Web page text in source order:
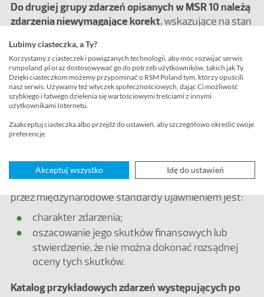
Do drugiej grupy zdarzeń opisanych w MSR 10 należą
zdarzenia niewymagające korekt, wskazujące na stan
Oznacza to, że jeżeli po dniu bilansowym jednostka
uzyskała informacje o uwarunkowaniach
występujących na koniec okresu sprawozdawczego,
to w zaistniałej w ich wyniku sytuacji aktualizuje
związane z nimi ujawnienia w sprawozdaniu
finansowym.
Obowiązek ten wynika z faktu, że nieujawnienie takich
użytkowników sprawozdania finansowego do
dokonywania właściwych ocen i decyzji. Wymaganym
przez międzynarodowe standardy ujawnieniem jest:
charakter zdarzenia;
oszacowanie jego skutków finansowych lub
stwierdzenie, że nie można dokonać rozsądnej
oceny tych skutków.
Katalog przykładowych zdarzeń występujących po
Lubimy ciasteczka, a Ty?
Korzystamy z ciasteczek i powiązanych technologii, aby móc rozwijać serwis
rsmpoland.pl oraz dostosowywać go do potrzeb użytkowników, takich jak Ty.
Dzięki ciasteczkom możemy przypominać o RSM Poland tym, którzy opuścili
nasz serwis. Używamy też wtyczek społecznościowych, dając Ci możliwość
szybkiego i łatwego dzielenia się wartościowymi treściami z innymi
użytkownikami Internetu.
Zaakceptuj ciasteczka albo przejdź do ustawień, aby szczegółowo określić swoje
preferencje.
Akceptuj wszystko Idę do ustawień